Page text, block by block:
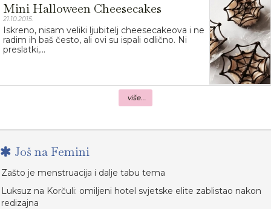
Mini Halloween Cheesecakes
21.10.2015.
Iskreno, nisam veliki ljubitelj cheesecakeova i ne
radim ih baš često, ali ovi su ispali odlično. Ni
preslatki,...
više...
Još na Femini
Zašto je menstruacija i dalje tabu tema
Luksuz na Korčuli: omiljeni hotel svjetske elite zablistao nakon
redizajna